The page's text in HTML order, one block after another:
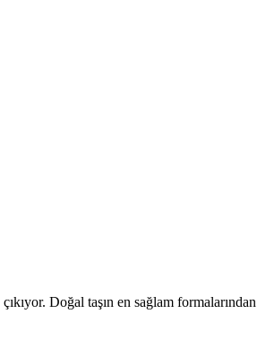
Doğal taşın en sağlam